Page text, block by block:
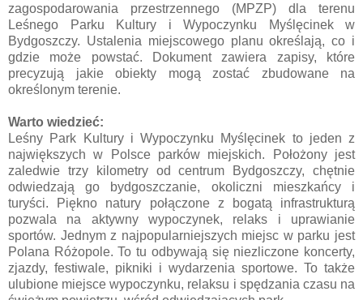
zagospodarowania przestrzennego (MPZP) dla terenu
Leśnego Parku Kultury i Wypoczynku Myślęcinek w
Bydgoszczy. Ustalenia miejscowego planu określają, co i
gdzie może powstać. Dokument zawiera zapisy, które
precyzują jakie obiekty mogą zostać zbudowane na
określonym terenie.
Warto wiedzieć:
Leśny Park Kultury i Wypoczynku Myślęcinek to jeden z
największych w Polsce parków miejskich. Położony jest
zaledwie trzy kilometry od centrum Bydgoszczy, chętnie
odwiedzają go bydgoszczanie, okoliczni mieszkańcy i
turyści. Piękno natury połączone z bogatą infrastrukturą
pozwala na aktywny wypoczynek, relaks i uprawianie
sportów. Jednym z najpopularniejszych miejsc w parku jest
Polana Różopole. To tu odbywają się niezliczone koncerty,
zjazdy, festiwale, pikniki i wydarzenia sportowe. To także
ulubione miejsce wypoczynku, relaksu i spędzania czasu na